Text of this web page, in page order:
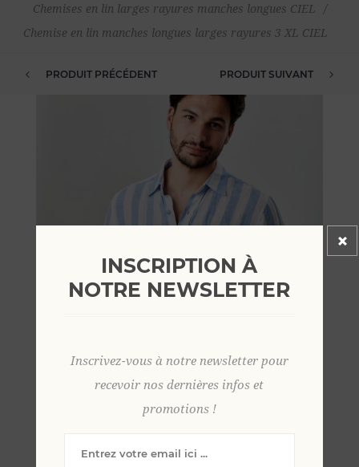
Chemises en lin larges rayures manches longues CIEL
/
Chemise en lin manches longues larges rayures 3 XL CIEL
PRODUIT PRÉCÉDENT PRODUIT SUIVANT
INSCRIPTION À
NOTRE NEWSLETTER
Inscrivez-vous à notre newsletter pour
recevoir nos dernières infos et
promotions !